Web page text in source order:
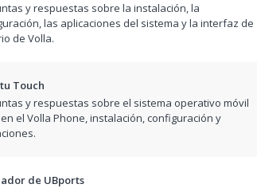
y respuestas sobre la instalación, la
las aplicaciones del sistema y la interfaz de
de Volla.
Touch
y respuestas sobre el sistema operativo móvil
el Volla Phone, instalación, configuración y
de UBports